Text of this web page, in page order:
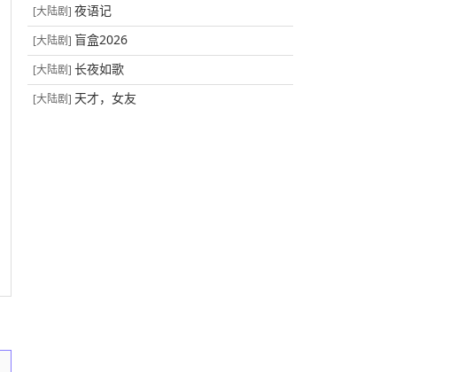
[大陆剧] 夜语记
[大陆剧] 盲盒2026
[大陆剧] 长夜如歌
[大陆剧] 天才，女友